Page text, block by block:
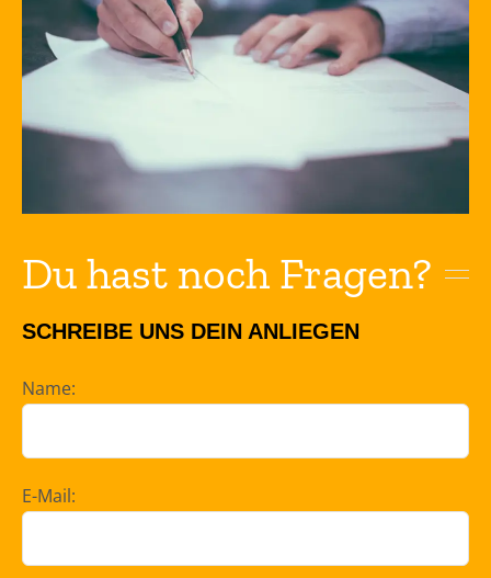
Du hast noch Fragen?
SCHREIBE UNS DEIN ANLIEGEN
Name:
E-Mail: